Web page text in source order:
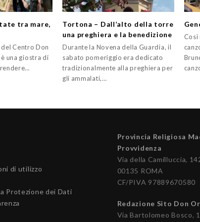
tra mare,
Centro Don
una giostra di
Tortona – Dall’alto della torre
una preghiera e la benedizione
Durante la Novena della Guardia, il
sabato pomeriggio era dedicato
tradizionalmente alla preghiera per
gli ammalati,…
Così
di utilizzo
Protezione dei Dati
Provincia Religiosa
Provvidenza
Via della Camilluccia,
00135 ROMA
CF/PIVA 97889670580
Redazione Sito Don
Via Bartolomeo Bosco,